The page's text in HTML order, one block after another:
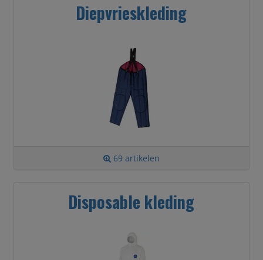
Diepvrieskleding
69 artikelen
Disposable kleding